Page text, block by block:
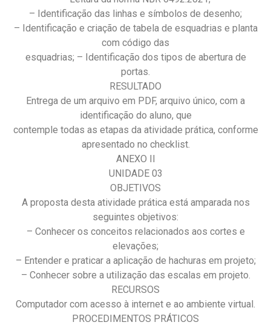
– Identificação das linhas e símbolos de desenho;
– Identificação e criação de tabela de esquadrias e planta
com código das
esquadrias; – Identificação dos tipos de abertura de
portas.
RESULTADO
Entrega de um arquivo em PDF, arquivo único, com a
identificação do aluno, que
contemple todas as etapas da atividade prática, conforme
apresentado no checklist.
ANEXO II
UNIDADE 03
OBJETIVOS
A proposta desta atividade prática está amparada nos
seguintes objetivos:
– Conhecer os conceitos relacionados aos cortes e
elevações;
– Entender e praticar a aplicação de hachuras em projeto;
– Conhecer sobre a utilização das escalas em projeto.
RECURSOS
Computador com acesso à internet e ao ambiente virtual.
PROCEDIMENTOS PRÁTICOS